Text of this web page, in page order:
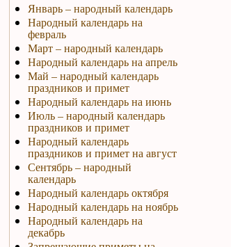
Январь – народный календарь
Народный календарь на
февраль
Март – народный календарь
Народный календарь на апрель
Май – народный календарь
праздников и примет
Народный календарь на июнь
Июль – народный календарь
праздников и примет
Народный календарь
праздников и примет на август
Сентябрь – народный
календарь
Народный календарь октября
Народный календарь на ноябрь
Народный календарь на
декабрь